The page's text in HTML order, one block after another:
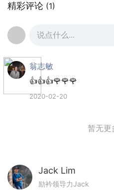
精彩评论 (1)
说点什么...
翁志敏
👍👍👍🌹🌹🌹
2020-02-20
暂无更
Jack Lim
励衿领导力Jack